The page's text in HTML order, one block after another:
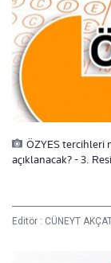
ÖZYES tercihleri
açıklanacak? - 3.
Editör : CÜNEYT